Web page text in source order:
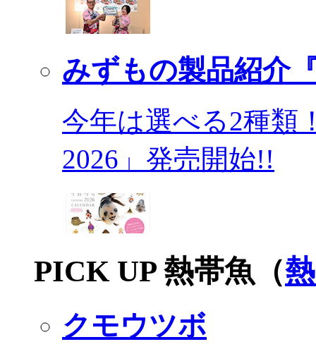
みずもの製品紹介
今年は選べる2種類
2026」発売開始!!
PICK UP 熱帯魚（
クモウツボ